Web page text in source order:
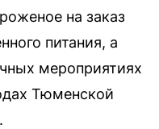
на заказ
питания, а
мероприятиях
Тюменской